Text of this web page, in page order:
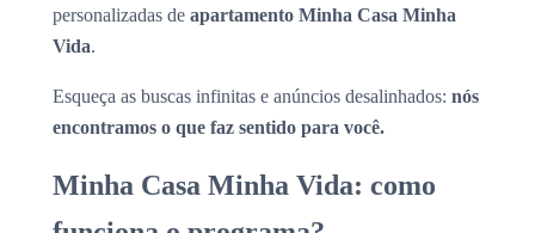
personalizadas de apartamento Minha Casa Minha
Vida.
Esqueça as buscas infinitas e anúncios desalinhados: nós
encontramos o que faz sentido para você.
Minha Casa Minha Vida: como